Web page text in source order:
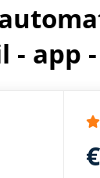
- app